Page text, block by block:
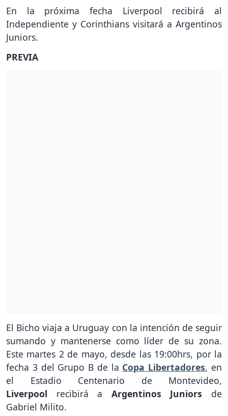
En la próxima fecha Liverpool recibirá al
Independiente y Corinthians visitará a Argentinos
Juniors.
PREVIA
El Bicho viaja a Uruguay con la intención de seguir
sumando y mantenerse como líder de su zona.
Este martes 2 de mayo, desde las 19:00hrs, por la
fecha 3 del Grupo B de la Copa Libertadores, en
el Estadio Centenario de Montevideo,
Liverpool recibirá a Argentinos Juniors de
Gabriel Milito.